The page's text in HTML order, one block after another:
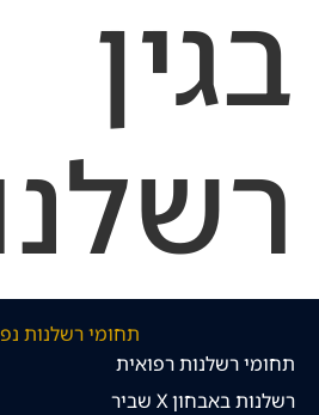
בגין
תחומי רשלנות
תחומי רשלנות רפואית
רשלנות באבחון X שביר